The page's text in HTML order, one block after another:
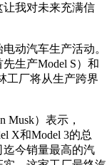
我对未来充满信
动汽车生产活动。
生产Model S）和
工厂将从生产跨界
Musk）表示，
X和Model 3的总
今销量最高的汽